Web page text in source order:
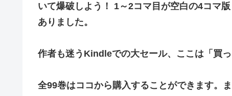
いて爆破しよう！ 1～2コマ目が空白の4コマ
ありました。
作者も迷うKindleでの大セール、ここは「買
全99巻はココから購入することができます。